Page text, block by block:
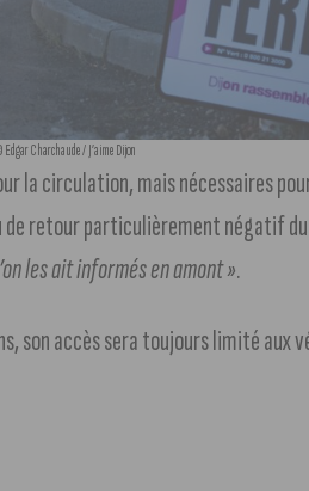
Edgar Charchaude / J’aime Dijon
la circulation, mais nécessaires
de retour particulièrement négatif
les ait informés en amont ».
son accès sera toujours limité aux